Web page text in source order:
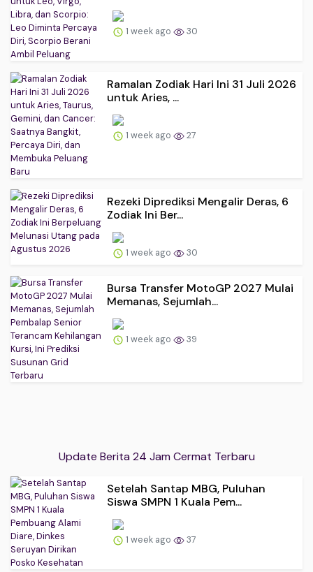
1 week ago 30
Ramalan Zodiak Hari Ini 31 Juli 2026
untuk Aries, ...
1 week ago 27
Rezeki Diprediksi Mengalir Deras, 6
Zodiak Ini Ber...
1 week ago 30
Bursa Transfer MotoGP 2027 Mulai
Memanas, Sejumlah...
1 week ago 39
Update Berita 24 Jam Cermat Terbaru
Setelah Santap MBG, Puluhan
Siswa SMPN 1 Kuala Pem...
1 week ago 37